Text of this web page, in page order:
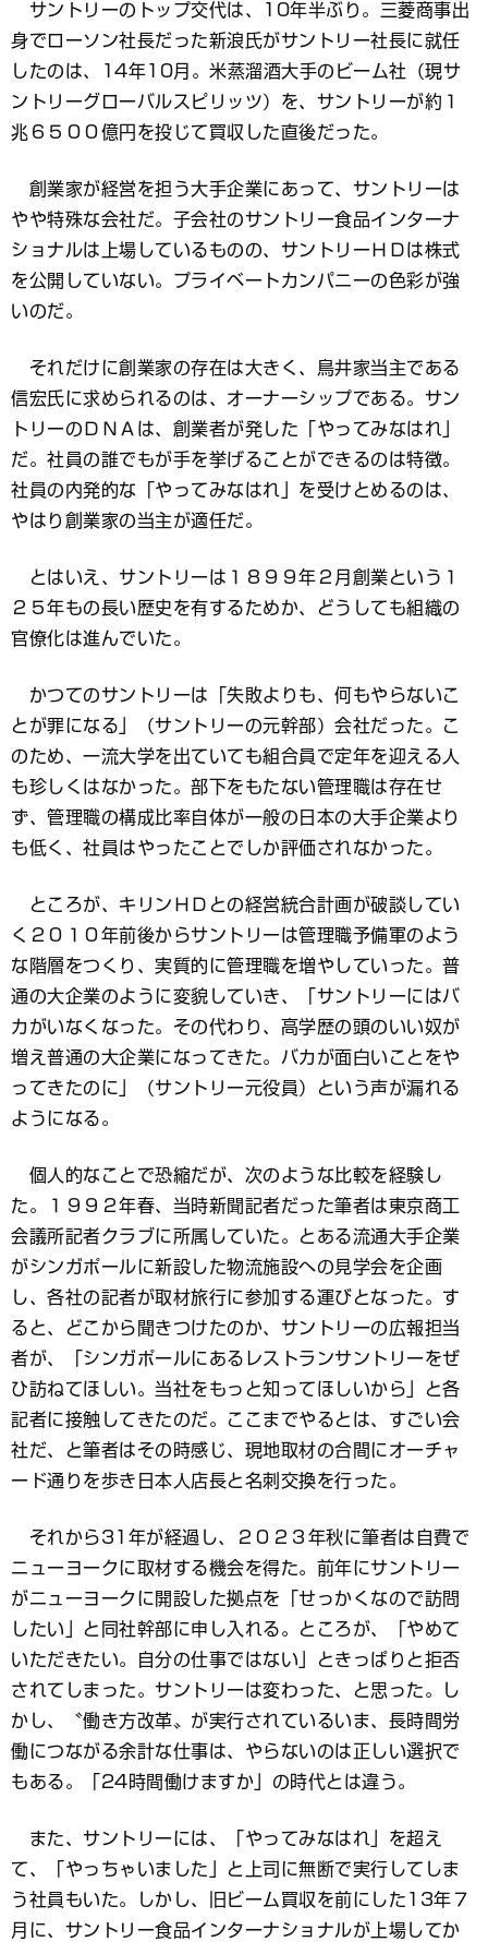
サントリーのトップ交代は、10年半ぶり。三菱商事出
身でローソン社長だった新浪氏がサントリー社長に就任
したのは、14年10月。米蒸溜酒大手のビーム社（現サ
ントリーグローバルスピリッツ）を、サントリーが約１
兆６５００億円を投じて買収した直後だった。
創業家が経営を担う大手企業にあって、サントリーは
やや特殊な会社だ。子会社のサントリー食品インターナ
ショナルは上場しているものの、サントリーＨＤは株式
を公開していない。プライベートカンパニーの色彩が強
いのだ。
それだけに創業家の存在は大きく、鳥井家当主である
信宏氏に求められるのは、オーナーシップである。サン
トリーのＤＮＡは、創業者が発した「やってみなはれ」
だ。社員の誰でもが手を挙げることができるのは特徴。
社員の内発的な「やってみなはれ」を受けとめるのは、
やはり創業家の当主が適任だ。
とはいえ、サントリーは１８９９年２月創業という１
２５年もの長い歴史を有するためか、どうしても組織の
官僚化は進んでいた。
かつてのサントリーは「失敗よりも、何もやらないこ
とが罪になる」（サントリーの元幹部）会社だった。こ
のため、一流大学を出ていても組合員で定年を迎える人
も珍しくはなかった。部下をもたない管理職は存在せ
ず、管理職の構成比率自体が一般の日本の大手企業より
も低く、社員はやったことでしか評価されなかった。
ところが、キリンＨＤとの経営統合計画が破談してい
く２０１０年前後からサントリーは管理職予備軍のよう
な階層をつくり、実質的に管理職を増やしていった。普
通の大企業のように変貌していき、「サントリーにはバ
カがいなくなった。その代わり、高学歴の頭のいい奴が
増え普通の大企業になってきた。バカが面白いことをや
ってきたのに」（サントリー元役員）という声が漏れる
ようになる。
個人的なことで恐縮だが、次のような比較を経験し
た。１９９２年春、当時新聞記者だった筆者は東京商工
会議所記者クラブに所属していた。とある流通大手企業
がシンガポールに新設した物流施設への見学会を企画
し、各社の記者が取材旅行に参加する運びとなった。す
ると、どこから聞きつけたのか、サントリーの広報担当
者が、「シンガポールにあるレストランサントリーをぜ
ひ訪ねてほしい。当社をもっと知ってほしいから」と各
記者に接触してきたのだ。ここまでやるとは、すごい会
社だ、と筆者はその時感じ、現地取材の合間にオーチャ
ード通りを歩き日本人店長と名刺交換を行った。
それから31年が経過し、２０２３年秋に筆者は自費で
ニューヨークに取材する機会を得た。前年にサントリー
がニューヨークに開設した拠点を「せっかくなので訪問
したい」と同社幹部に申し入れる。ところが、「やめて
いただきたい。自分の仕事ではない」ときっぱりと拒否
されてしまった。サントリーは変わった、と思った。し
かし、〝働き方改革〟が実行されているいま、長時間労
働につながる余計な仕事は、やらないのは正しい選択で
もある。「24時間働けますか」の時代とは違う。
また、サントリーには、「やってみなはれ」を超え
て、「やっちゃいました」と上司に無断で実行してしま
う社員もいた。しかし、旧ビーム買収を前にした13年７
月に、サントリー食品インターナショナルが上場してか